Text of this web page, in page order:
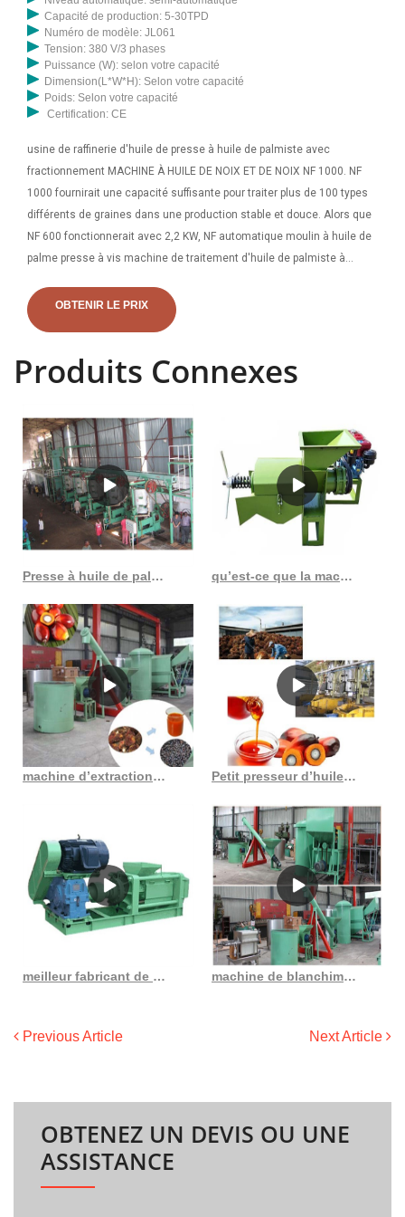
Capacité de production: 5-30TPD
Numéro de modèle: JL061
Tension: 380 V/3 phases
Puissance (W): selon votre capacité
Dimension(L*W*H): Selon votre capacité
Poids: Selon votre capacité
Certification: CE
usine de raffinerie d'huile de presse à huile de palmiste avec
fractionnement MACHINE À HUILE DE NOIX ET DE NOIX NF 1000. NF
1000 fournirait une capacité suffisante pour traiter plus de 100 types
différents de graines dans une production stable et douce. Alors que
NF 600 fonctionnerait avec 2,2 KW, NF automatique moulin à huile de
palme presse à vis machine de traitement d'huile de palmiste à
filtre machine de presse à huile de graines de baobab processus
d'extraction d'huile de solvant de graines de lin. Alibaba propose 549
distributeurs, usines et entreprises d’expulseurs d’huile de palmiste. Il
à huile froide à petite échelle Cette presse à huile adaptée au
pressage à froid et à chaud adopte le principe de compression
progressive en plusieurs étapes pour augmenter rapidement la
pression dans le baril et maximiser ainsi le débit d'huile. Le taux de
production d'huile est une presse à huile froide à double vis. Nos
presses à huile à vis sont capables de traiter une variété de graines
graines de coton, les arachides/arachides/noix de terre, les graines
de tournesol, le jatropha. /p>
OBTENIR LE PRIX
Produits Connexes
Presse à huile de palmiste à Anyang Anyang meilleur qu’est-ce que la machine d’extraction d’huile de palme hydrogénée
machine d’extraction d’huile de palmiste à haute efficacité au Cameroun Petit presseur d’huile de soja, tournesol, sésame, graines de coton, palmier kemel
meilleur fabricant de fournisseurs de machines de raffinage d’huile de palmiste au Sénégal machine de blanchiment d’huile de palme haute performance au Burkina Faso
Previous Article Next Article
OBTENEZ UN DEVIS OU UNE
ASSISTANCE